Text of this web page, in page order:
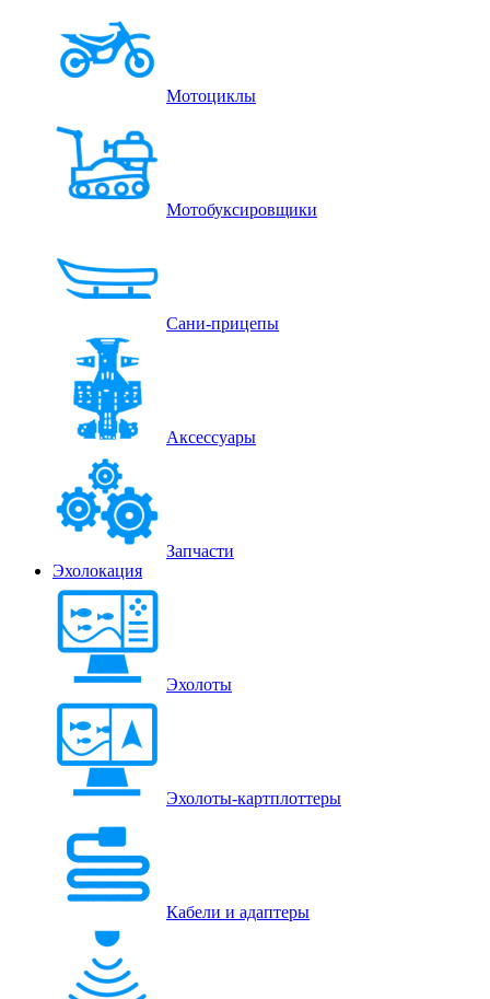
Мотоциклы
Мотобуксировщики
Сани-прицепы
Аксессуары
Запчасти
Эхолокация
Эхолоты
Эхолоты-картплоттеры
Кабели и адаптеры